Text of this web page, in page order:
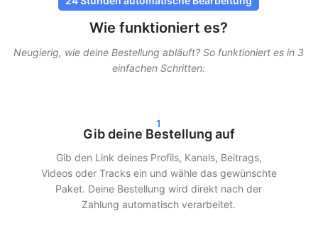
musst niemals dein Passwort teilen, und alle Lieferungen
erfolgen über sichere und bewährte Methoden. Unsere
wirken, damit dein Account geschützt bleibt.
erfolgen über sichere und bewährte Methoden. Unsere
Dienstleistungen sind so gestaltet, dass sie möglichst natürlich
Schnelle Lieferung und echte
Ergebnisse
Wie funktioniert es?
Neugierig, wie deine Bestellung abläuft? So funktioniert es in 3
einfachen Schritten:
1
Gib deine Bestellung auf
Gib den Link deines Profils, Kanals, Beitrags,
Videos oder Tracks ein und wähle das gewünschte
Paket. Deine Bestellung wird direkt nach der
Zahlung automatisch verarbeitet.